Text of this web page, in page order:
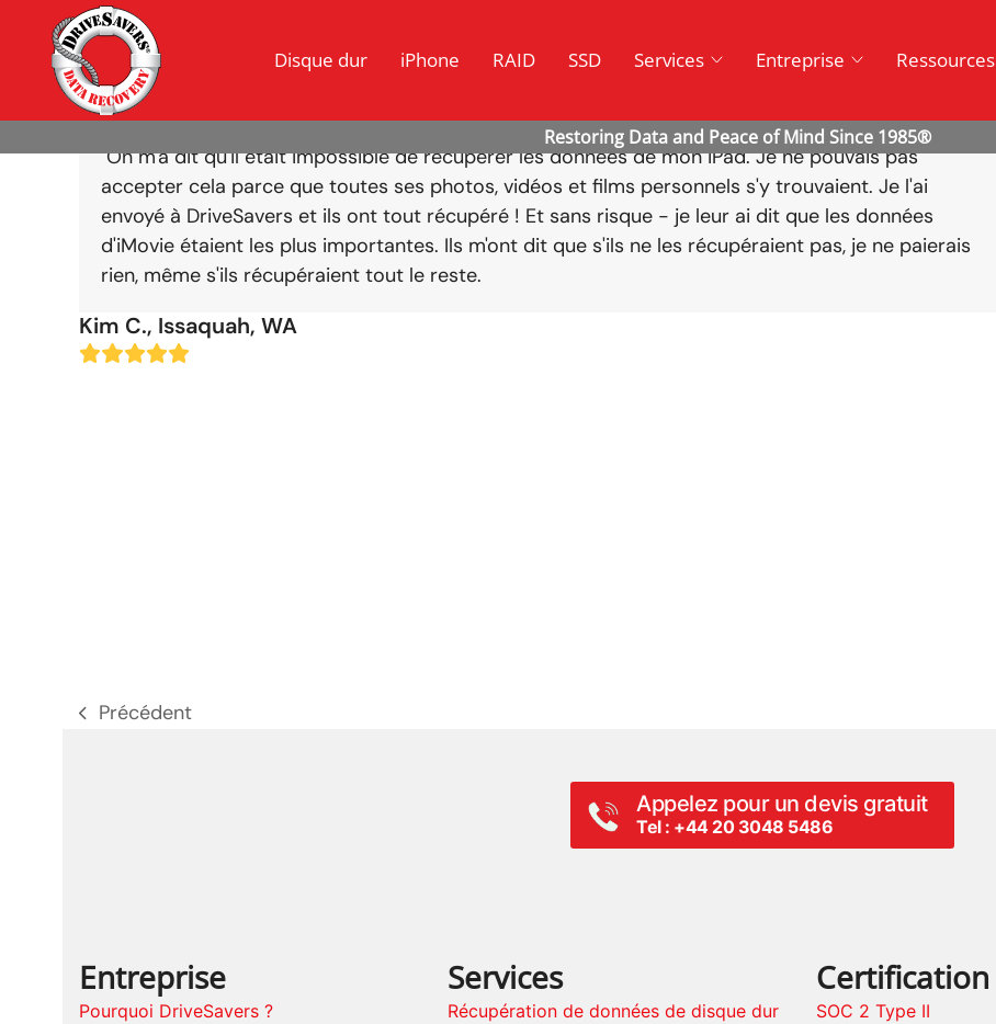
Disque dur iPhone RAID SSD Services Entreprise Ressources
"On m'a dit qu'il était impossible de récupérer les données de mon iPad. Je ne pouvais pas
accepter cela parce que toutes ses photos, vidéos et films personnels s'y trouvaient. Je l'ai
envoyé à DriveSavers et ils ont tout récupéré ! Et sans risque - je leur ai dit que les données
d'iMovie étaient les plus importantes. Ils m'ont dit que s'ils ne les récupéraient pas, je ne paierais
rien, même s'ils récupéraient tout le reste.
Kim C., Issaquah, WA
Evaluation:
poste
Précédent
Appelez pour un devis gratuit
Tel : +44 20 3048 5486
Entreprise
Pourquoi DriveSavers ?
Services
Récupération de données de disque dur
Certification
SOC 2 Type II